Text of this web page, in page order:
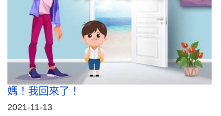
媽！我回來了！
2021-11-13